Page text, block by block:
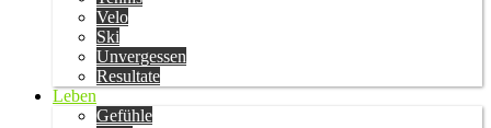
Velo
Ski
Unvergessen
Resultate
Leben
Gefühle